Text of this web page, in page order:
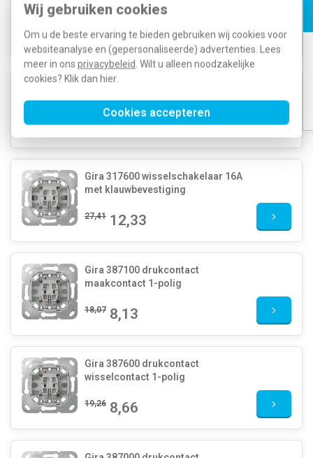
Wij gebruiken cookies
Om u de beste ervaring te bieden gebruiken wij cookies voor
websiteanalyse en (gepersonaliseerde) advertenties. Lees
meer in ons privacybeleid. Wilt u alleen noodzakelijke
cookies? Klik dan hier.
Cookies accepteren
15,29
33,99 15,29
Gira 317600 wisselschakelaar 16A
met klauwbevestiging
27,41 12,33
Gira 387100 drukcontact
maakcontact 1-polig
18,07 8,13
Gira 387600 drukcontact
wisselcontact 1-polig
19,26 8,66